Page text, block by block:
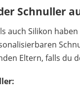
18,95 €*
Schnuller
auch Silikon
Eltern, falls du